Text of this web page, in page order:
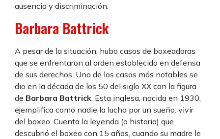
ausencia y discriminación.
Barbara Battrick
A pesar de la situación, hubo casos de boxeadoras
que se enfrentaron al orden establecido en defensa
de sus derechos. Uno de los casos más notables se
dio en la década de los 50 del siglo XX con la figura
de Barbara Battrick . Esta inglesa, nacida en 1930,
ejemplifica como nadie la lucha por un sueño: vivir
del boxeo. Cuenta la leyenda (o historia) que
descubrió el boxeo con 15 años, cuando su madre le